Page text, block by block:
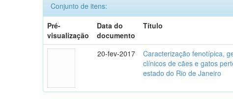
Conjunto de itens:
Pré-
visualização
Data do
documento
Título
20-fev-2017
Caracterização fenotípica,
clínicos de cães e gatos
estado do Rio de Janeiro